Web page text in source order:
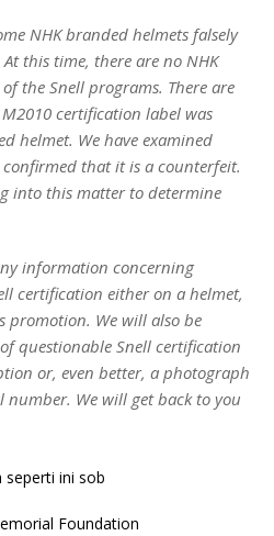
NHK branded helmets falsely
this time, there are no NHK
the Snell programs. There are
certification label was
helmet. We have examined
that it is a counterfeit.
into this matter to determine
information concerning
certification either on a helmet,
promotion. We will also be
questionable Snell certification
or, even better, a photograph
number. We will get back to you
seperti ini sob
Foundation